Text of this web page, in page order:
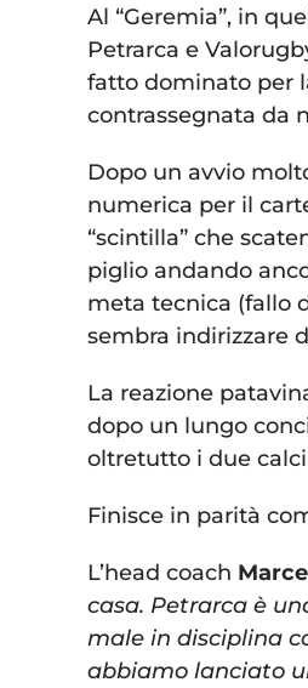
Al “Geremia”, in
Petrarca e
fatto dominato per
contrassegnata da
Dopo un avvio
numerica per il
“scintilla” che
piglio andando
meta tecnica (fallo
sembra indirizzare
La reazione
dopo un lungo
oltretutto i due
Finisce in parità
L’head coach
casa. Petrarca è
male in disciplina
abbiamo lanciato